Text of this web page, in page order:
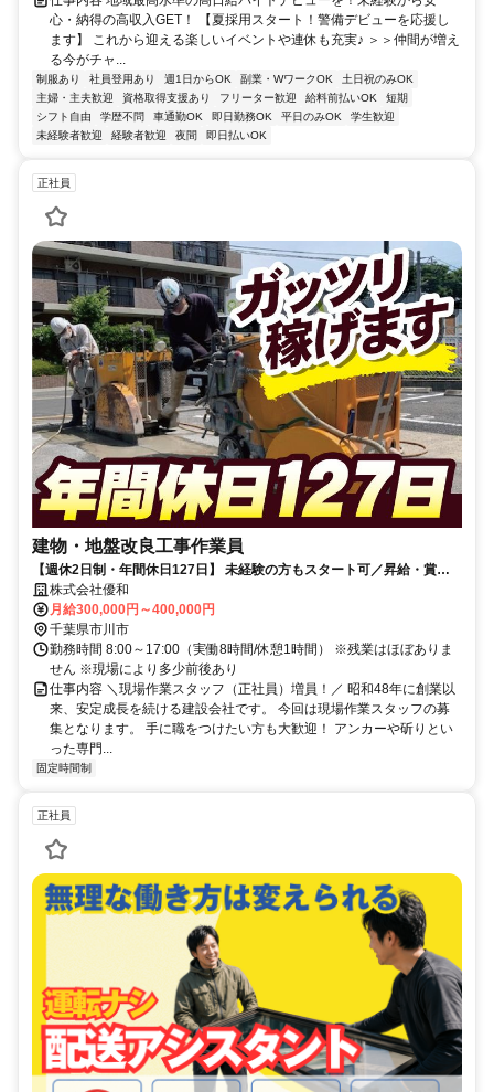
心・納得の高収入GET！ 【夏採用スタート！警備デビューを応援し
ます】 これから迎える楽しいイベントや連休も充実♪ ＞＞仲間が増え
る今がチャ...
制服あり 社員登用あり 週1日からOK 副業・WワークOK
土日祝のみOK
主婦・主夫歓迎
資格取得支援あり フリーター歓迎 給料前払いOK
短期
シフト自由
学歴不問 車通勤OK 即日勤務OK 平日のみOK
学生歓迎
未経験者歓迎
経験者歓迎 夜間 即日払いOK
正社員
建物・地盤改良工事作業員
【週休2日制・年間休日127日】 未経験の方もスタート可／昇給・賞与
有／退職金制度有
株式会社優和
月給300,000円～400,000円
千葉県市川市
勤務時間 8:00～17:00（実働8時間/休憩1時間） ※残業はほぼありま
せん ※現場により多少前後あり
仕事内容 ＼現場作業スタッフ（正社員）増員！／ 昭和48年に創業以
来、安定成長を続ける建設会社です。 今回は現場作業スタッフの募
集となります。 手に職をつけたい方も大歓迎！ アンカーや斫りとい
った専門...
固定時間制
正社員